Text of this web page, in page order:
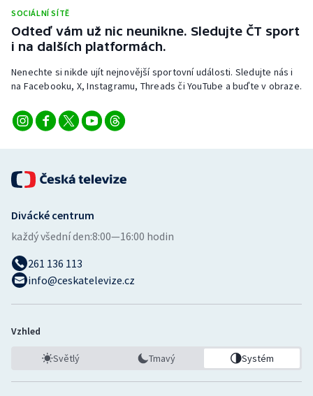
SOCIÁLNÍ SÍTĚ
Odteď vám už nic neunikne. Sledujte ČT sport
i na dalších platformách.
Nenechte si nikde ujít nejnovější sportovní události. Sledujte nás i
na Facebooku, X, Instagramu, Threads či YouTube a buďte v obraze.
Divácké centrum
každý všední den:8:00—16:00 hodin
261 136 113
info@ceskatelevize.cz
Vzhled
Světlý Tmavý Systém